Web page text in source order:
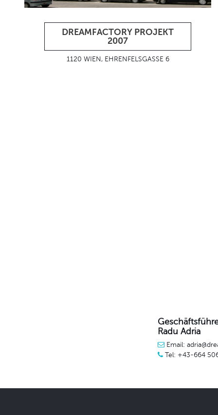
DREAMFACTORY PROJEKT
2007
1120 WIEN, EHRENFELSGASSE 6
Radu Adria
Email:
Tel: +43-664